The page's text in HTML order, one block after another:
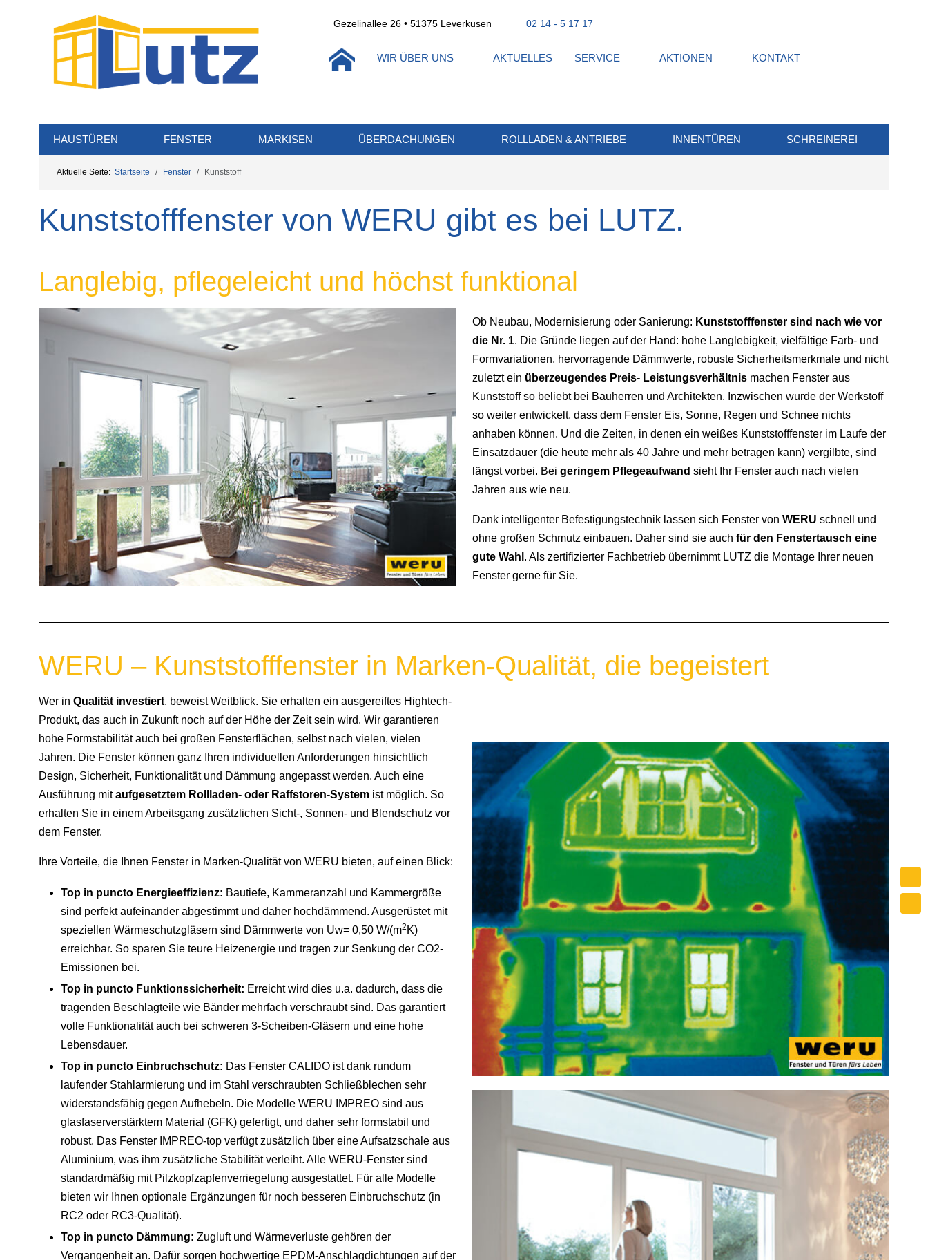
Gezelinallee 26 • 51375 Leverkusen 02 14 - 5 17 17
WIR ÜBER UNS AKTUELLES SERVICE AKTIONEN KONTAKT
HAUSTÜREN FENSTER MARKISEN ÜBERDACHUNGEN ROLLLADEN & ANTRIEBE INNENTÜREN SCHREINEREI
Aktuelle Seite: Startseite Fenster Kunststoff
Kunststofffenster von WERU gibt es bei LUTZ.
Langlebig, pflegeleicht und höchst funktional
Ob Neubau, Modernisierung oder Sanierung: Kunststofffenster sind nach wie vor
die Nr. 1. Die Gründe liegen auf der Hand: hohe Langlebigkeit, vielfältige Farb- und
Formvariationen, hervorragende Dämmwerte, robuste Sicherheitsmerkmale und nicht
zuletzt ein überzeugendes Preis- Leistungsverhältnis machen Fenster aus
Kunststoff so beliebt bei Bauherren und Architekten. Inzwischen wurde der Werkstoff
so weiter entwickelt, dass dem Fenster Eis, Sonne, Regen und Schnee nichts
anhaben können. Und die Zeiten, in denen ein weißes Kunststofffenster im Laufe der
Einsatzdauer (die heute mehr als 40 Jahre und mehr betragen kann) vergilbte, sind
längst vorbei. Bei geringem Pflegeaufwand sieht Ihr Fenster auch nach vielen
Jahren aus wie neu.
Dank intelligenter Befestigungstechnik lassen sich Fenster von WERU schnell und
ohne großen Schmutz einbauen. Daher sind sie auch für den Fenstertausch eine
gute Wahl . Als zertifizierter Fachbetrieb übernimmt LUTZ die Montage Ihrer neuen
Fenster gerne für Sie.
WERU – Kunststofffenster in Marken-Qualität, die begeistert
Wer in Qualität investiert, beweist Weitblick. Sie erhalten ein ausgereiftes Hightech-
Produkt, das auch in Zukunft noch auf der Höhe der Zeit sein wird. Wir garantieren
hohe Formstabilität auch bei großen Fensterflächen, selbst nach vielen, vielen
Jahren. Die Fenster können ganz Ihren individuellen Anforderungen hinsichtlich
Design, Sicherheit, Funktionalität und Dämmung angepasst werden. Auch eine
Ausführung mitaufgesetztem Rollladen- oder Raffstoren-System ist möglich. So
erhalten Sie in einem Arbeitsgang zusätzlichen Sicht-, Sonnen- und Blendschutz vor
dem Fenster.
Ihre Vorteile, die Ihnen Fenster in Marken-Qualität von WERU bieten, auf einen Blick:
Top in puncto Energieeffizienz: Bautiefe, Kammeranzahl und Kammergröße
sind perfekt aufeinander abgestimmt und daher hochdämmend. Ausgerüstet mit
speziellen Wärmeschutzgläsern sind Dämmwerte von Uw= 0,50 W/(m2 K)
erreichbar. So sparen Sie teure Heizenergie und tragen zur Senkung der CO2-
Emissionen bei.
Top in puncto Funktionssicherheit: Erreicht wird dies u.a. dadurch, dass die
tragenden Beschlagteile wie Bänder mehrfach verschraubt sind. Das garantiert
volle Funktionalität auch bei schweren 3-Scheiben-Gläsern und eine hohe
Lebensdauer.
Top in puncto Einbruchschutz: Das Fenster CALIDO ist dank rundum
laufender Stahlarmierung und im Stahl verschraubten Schließblechen sehr
widerstandsfähig gegen Aufhebeln. Die Modelle WERU IMPREO sind aus
glasfaserverstärktem Material (GFK) gefertigt, und daher sehr formstabil und
robust. Das Fenster IMPREO-top verfügt zusätzlich über eine Aufsatzschale aus
Aluminium, was ihm zusätzliche Stabilität verleiht. Alle WERU-Fenster sind
standardmäßig mit Pilzkopfzapfenverriegelung ausgestattet. Für alle Modelle
bieten wir Ihnen optionale Ergänzungen für noch besseren Einbruchschutz (in
RC2 oder RC3-Qualität).
Top in puncto Dämmung: Zugluft und Wärmeverluste gehören der
Vergangenheit an. Dafür sorgen hochwertige EPDM-Anschlagdichtungen auf der